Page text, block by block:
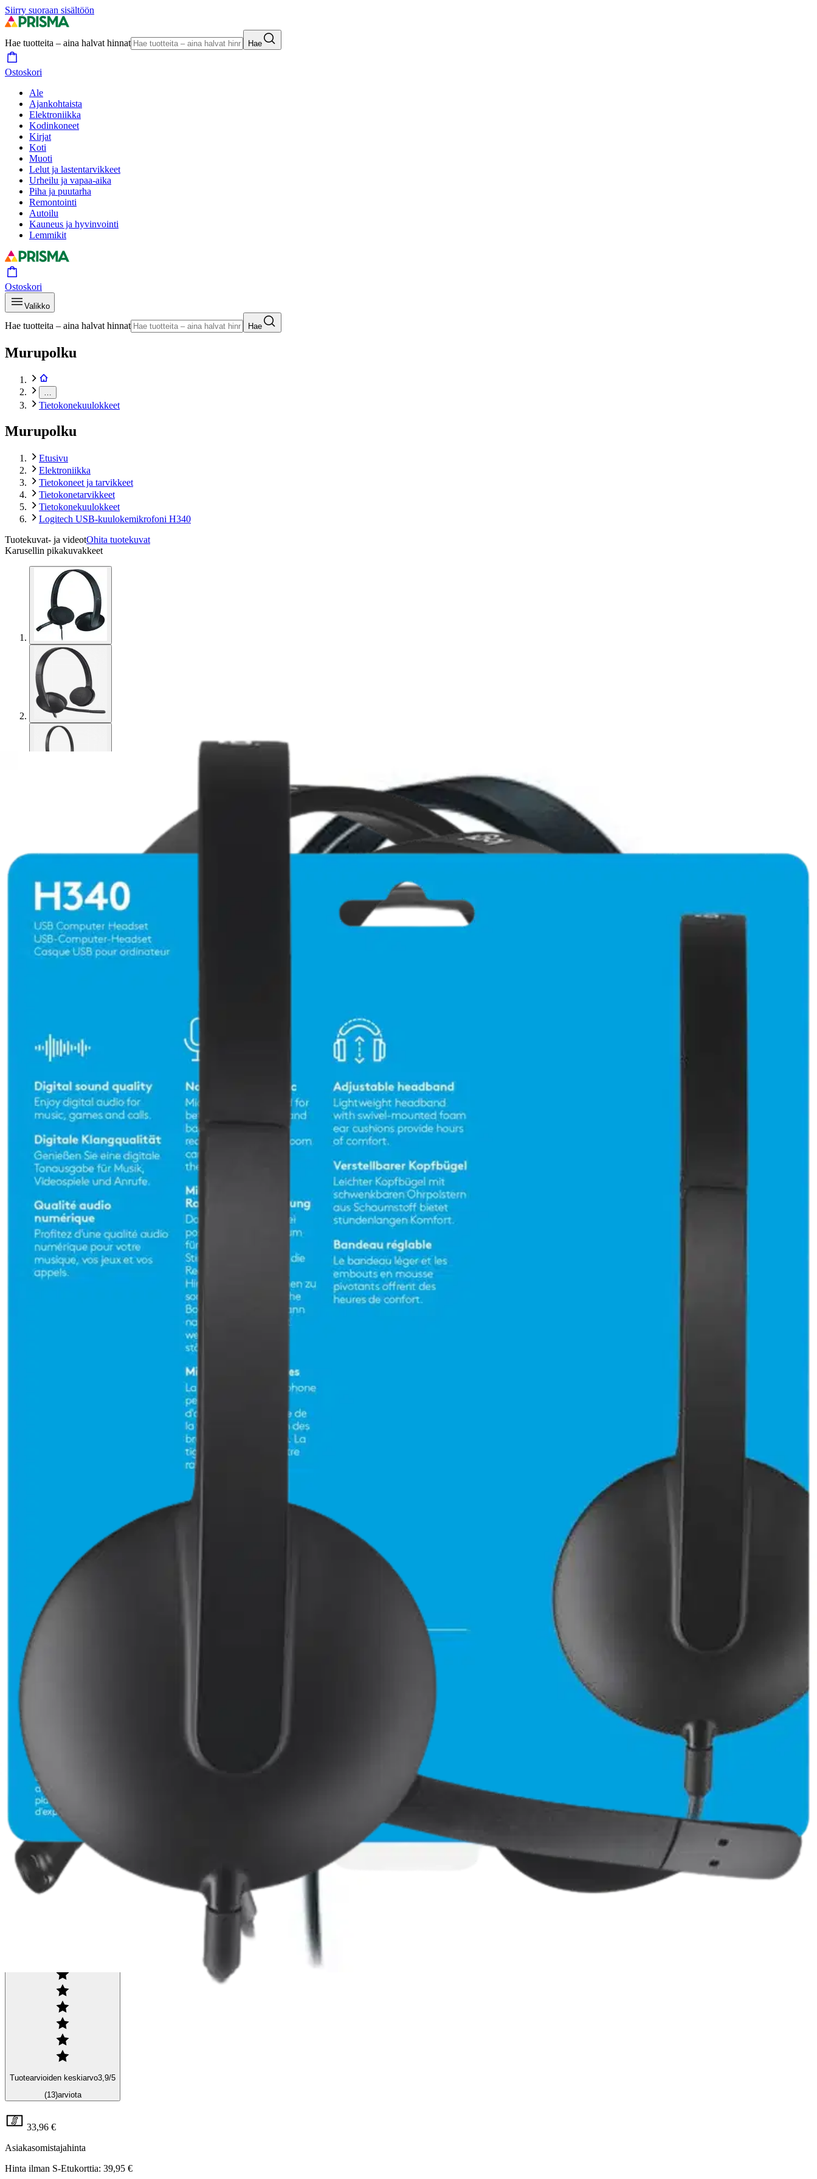
Siirry suoraan sisältöön
Hae tuotteita – aina halvat hinnat Hae
Ostoskori
Ale
Ajankohtaista
Elektroniikka
Kodinkoneet
Kirjat
Koti
Muoti
Lelut ja lastentarvikkeet
Urheilu ja vapaa-aika
Piha ja puutarha
Remontointi
Autoilu
Kauneus ja hyvinvointi
Lemmikit
Ostoskori
Valikko
Hae tuotteita – aina halvat hinnat Hae
Murupolku
Tietokonekuulokkeet
Murupolku
Etusivu
Elektroniikka
Tietokoneet ja tarvikkeet
Tietokonetarvikkeet
Tietokonekuulokkeet
Logitech USB-kuulokemikrofoni H340
Tuotekuvat- ja videotOhita tuotekuvat
Karusellin pikakuvakkeet
Asiakasomistaja-alennus-15 %
Avaa kuva suurempana
Avaa kuva suurempana
Avaa kuva suurempana
Avaa kuva suurempana
Avaa kuva suurempana
Avaa kuva suurempana
Avaa kuva suurempana
Logitech USB-kuulokemikrofoni H340
Tuotearvioiden keskiarvo3,9/5
(13)arviota
33,96 €
Asiakasomistajahinta
Hinta ilman S-Etukorttia: 39,95 €